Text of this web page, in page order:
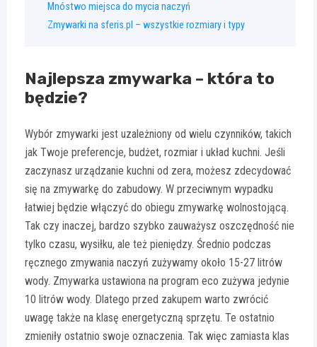
Mnóstwo miejsca do mycia naczyń
Zmywarki na sferis.pl – wszystkie rozmiary i typy
Najlepsza zmywarka – która to
będzie?
Wybór zmywarki jest uzależniony od wielu czynników, takich
jak Twoje preferencje, budżet, rozmiar i układ kuchni. Jeśli
zaczynasz urządzanie kuchni od zera, możesz zdecydować
się na zmywarkę do zabudowy. W przeciwnym wypadku
łatwiej będzie włączyć do obiegu zmywarkę wolnostojącą.
Tak czy inaczej, bardzo szybko zauważysz oszczędność nie
tylko czasu, wysiłku, ale też pieniędzy. Średnio podczas
ręcznego zmywania naczyń zużywamy około 15-27 litrów
wody. Zmywarka ustawiona na program eco zużywa jedynie
10 litrów wody. Dlatego przed zakupem warto zwrócić
uwagę także na klasę energetyczną sprzętu. Te ostatnio
zmieniły ostatnio swoje oznaczenia. Tak więc zamiasta klas